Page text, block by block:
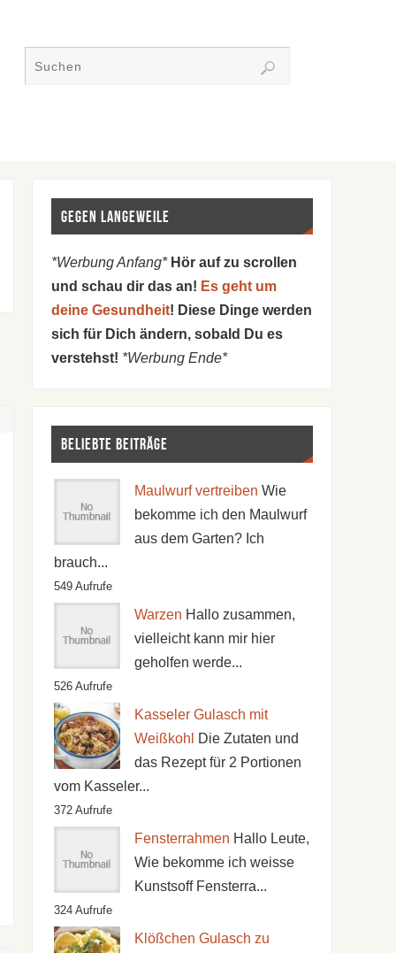
Gegen Langeweile
*Werbung Anfang* Hör auf zu scrollen
und schau dir das an! Es geht um
deine Gesundheit! Diese Dinge werden
sich für Dich ändern, sobald Du es
verstehst! *Werbung Ende*
Beliebte Beiträge
Maulwurf vertreiben Wie
bekomme ich den Maulwurf
aus dem Garten? Ich
brauch...
549 Aufrufe
Warzen Hallo zusammen,
vielleicht kann mir hier
geholfen werde...
526 Aufrufe
Kasseler Gulasch mit
Weißkohl
Die Zutaten und
das Rezept für 2 Portionen
vom Kasseler...
372 Aufrufe
Fensterrahmen Hallo Leute,
Wie bekomme ich weisse
Kunstsoff Fensterra...
324 Aufrufe
Klößchen Gulasch zu